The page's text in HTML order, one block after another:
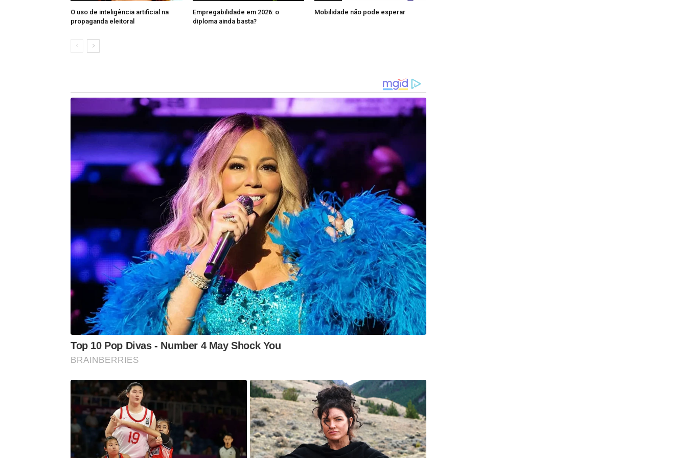
terror da Segunda Guerra Mundial.
podem entender possuir o mesmo direito. Se o que manda é o poder das armas,
é o respeito recíproco das nações, dos seus limites territoriais e do reconhecimento
da autoridade de seus representantes.
Condutas desta natureza devem ser urgentemente repreendidas e coibidas pelos
órgãos internacionais, sob pena da paz contemporânea entrar em colapso,
deflagrando uma nova guerra de nações. E, nas palavras de Sartre, “quando os ricos
fazem a guerra, são sempre os pobres que morrem”.
(*)Hortência Carvalho é analista da Justiça Eleitoral
O uso de inteligência artificial na
propaganda eleitoral
Empregabilidade em 2026: o
diploma ainda basta?
Mobilidade não pode esperar
Top 10 Pop Divas - Number 4 May Shock You
BRAINBERRIES